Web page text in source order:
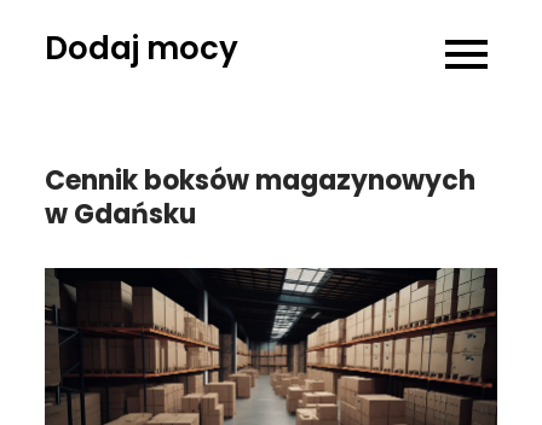
Dodaj mocy
Cennik boksów magazynowych
w Gdańsku